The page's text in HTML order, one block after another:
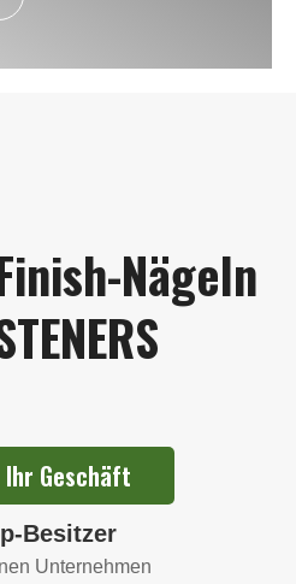
bis 2 1/2 Zoll.
für eine bessere Rost-
Nägeln
Geschäft
Besitzer
Unternehmen